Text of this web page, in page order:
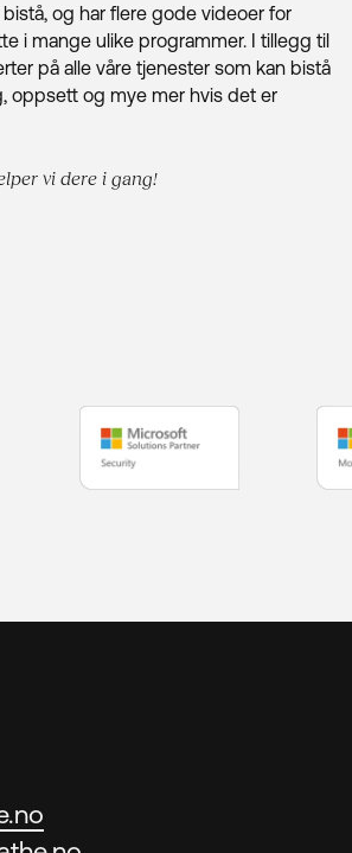
og har flere gode videoer for
i mange ulike programmer. I tillegg til
på alle våre tjenester som kan bistå
oppsett og mye mer hvis det er
vi dere i gang!